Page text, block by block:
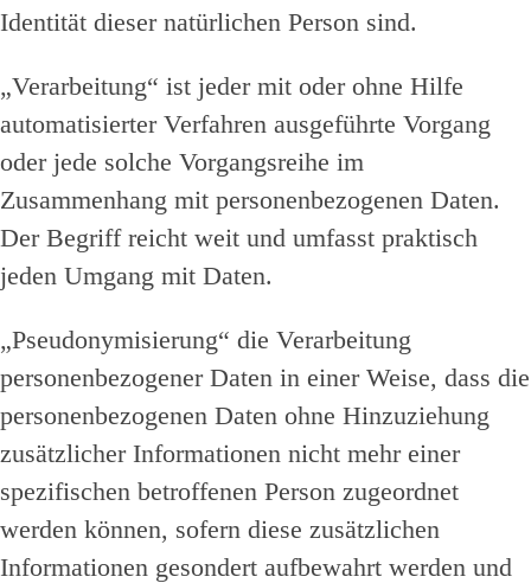
Identität dieser natürlichen Person sind.
„Verarbeitung“ ist jeder mit oder ohne Hilfe
automatisierter Verfahren ausgeführte Vorgang
oder jede solche Vorgangsreihe im
Zusammenhang mit personenbezogenen Daten.
Der Begriff reicht weit und umfasst praktisch
jeden Umgang mit Daten.
„Pseudonymisierung“ die Verarbeitung
personenbezogener Daten in einer Weise, dass die
personenbezogenen Daten ohne Hinzuziehung
zusätzlicher Informationen nicht mehr einer
spezifischen betroffenen Person zugeordnet
werden können, sofern diese zusätzlichen
Informationen gesondert aufbewahrt werden und